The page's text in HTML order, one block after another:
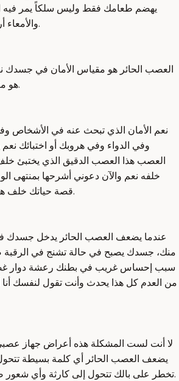
يهضم طعامك فقط وليس سلكاً يمر فيه
والأمعاء أرجو التركيز هذا كلام هام.
العصب الحائر هو مقياس الأمان في جسدك
هو مقياس الأمان في جسدك.
نعم الأمان الذي تبحث عنه في الأشخاص
وفي الدواء وفي هروبك أو اختبائك
العصب هذا العصب الدقيق الذي يختبئ
خلفه نعم والآن دعوني أشرحها بمنتهى
قصة حياتك خلف هذا العصب العظيم الحائر.
عندما يضعف العصب الحائر يدخل جسدك
منك، جسدك يصبح في حالة تشنج في الرقبة
سبب إحساس غريب في بطنك رعشة دوار
من العدم كل هذا يحدث وأنت تقول لنفسك أنا
لا أنت لست المشكلة هذه أعراض جهاز
يضعف العصب الحائر أي كلمة بسيطة
تخطر على بالك تتحول إلى كارثة وأي شعور صغير يتحول إلى نوبة هلع.